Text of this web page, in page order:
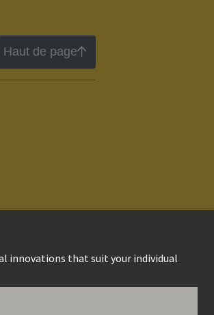
Haut de page